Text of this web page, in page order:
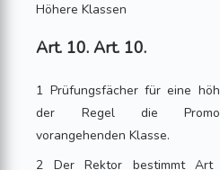
Höhere Klassen
Art. 10. Art. 10.
1 Prüfungsfächer für eine
der Regel die
vorangehenden Klasse.
2 Der Rektor bestimmt